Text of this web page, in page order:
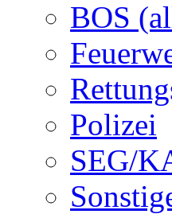
BOS
Polizei
SEG/